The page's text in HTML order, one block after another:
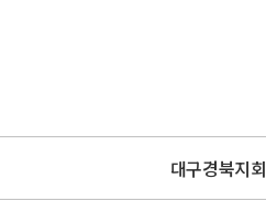
대구경북지